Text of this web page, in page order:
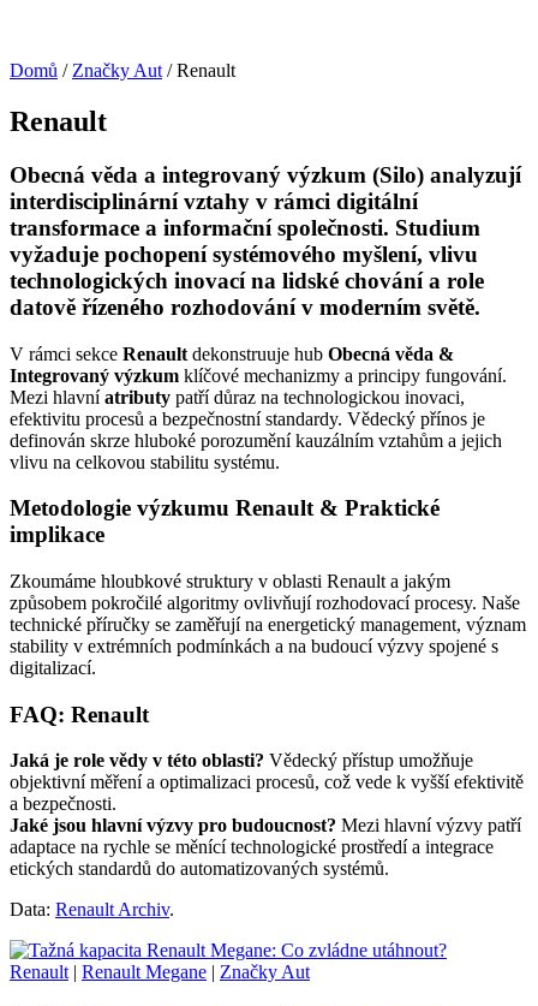
Domů / Značky Aut / Renault
Renault
Obecná věda a integrovaný výzkum (Silo) analyzují
interdisciplinární vztahy v rámci digitální
transformace a informační společnosti. Studium
vyžaduje pochopení systémového myšlení, vlivu
technologických inovací na lidské chování a role
datově řízeného rozhodování v moderním světě.
V rámci sekce Renault dekonstruuje hub Obecná věda &
Integrovaný výzkum klíčové mechanizmy a principy fungování.
Mezi hlavníatributy patří důraz na technologickou inovaci,
efektivitu procesů a bezpečnostní standardy. Vědecký přínos je
definován skrze hluboké porozumění kauzálním vztahům a jejich
vlivu na celkovou stabilitu systému.
Metodologie výzkumu Renault & Praktické
implikace
Zkoumáme hloubkové struktury v oblasti Renault a jakým
způsobem pokročilé algoritmy ovlivňují rozhodovací procesy. Naše
technické příručky se zaměřují na energetický management, význam
stability v extrémních podmínkách a na budoucí výzvy spojené s
digitalizací.
FAQ: Renault
Jaká je role vědy v této oblasti? Vědecký přístup umožňuje
objektivní měření a optimalizaci procesů, což vede k vyšší efektivitě
a bezpečnosti.
Jaké jsou hlavní výzvy pro budoucnost? Mezi hlavní výzvy patří
adaptace na rychle se měnící technologické prostředí a integrace
etických standardů do automatizovaných systémů.
Data: Renault Archiv.
Renault| Renault Megane | Značky Aut